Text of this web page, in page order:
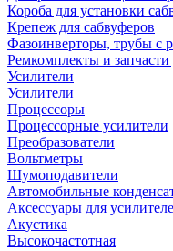
Короба для установки
Крепеж для сабвуферов
Фазоинверторы, трубы с
Ремкомплекты и запчасти
Усилители
Усилители
Процессоры
Процессорные усилители
Преобразователи
Вольтметры
Шумоподавители
Автомобильные
Аксессуары для
Акустика
Высокочастотная